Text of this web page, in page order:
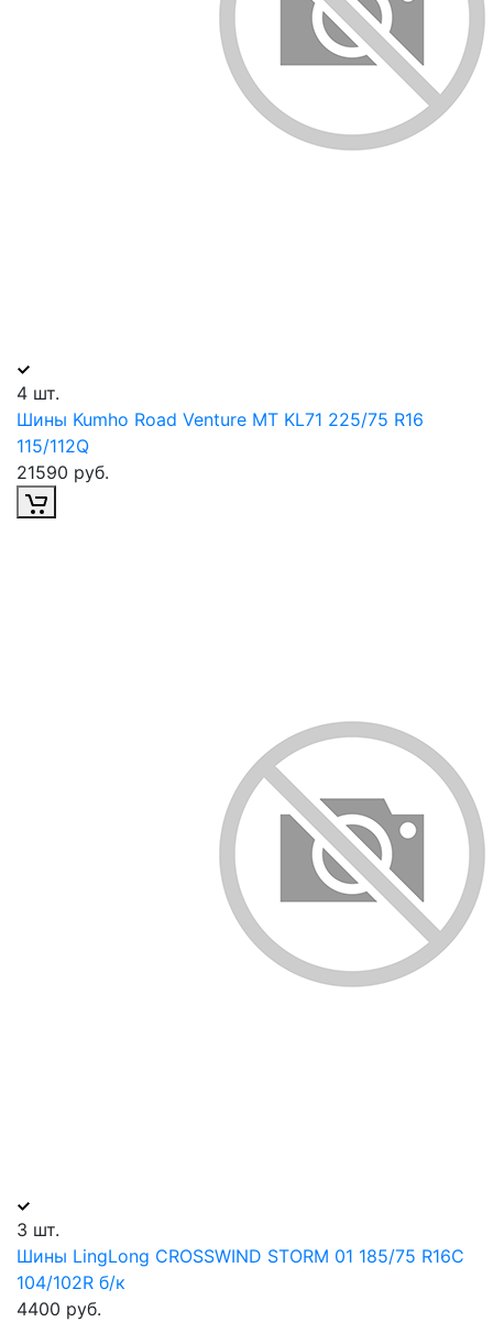
4 шт.
Шины Kumho Road Venture MT KL71 225/75 R16
115/112Q
21590 руб.
3 шт.
Шины LingLong CROSSWIND STORM 01 185/75 R16С
104/102R б/к
4400 руб.